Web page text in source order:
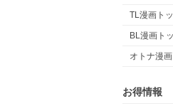
TL漫画ト
BL漫画ト
オトナ漫
お得情報